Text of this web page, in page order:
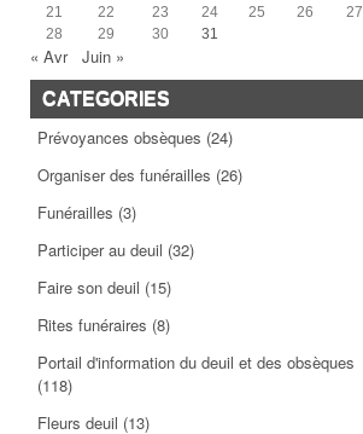
21
22 23 24 25 26
27
28
29 30 31
« Avr Juin »
CATEGORIES
Prévoyances obsèques (24)
Organiser des funérailles (26)
Funérailles (3)
Participer au deuil (32)
Faire son deuil (15)
Rites funéraires (8)
Portail d'information du deuil et des obsèques
(118)
Fleurs deuil (13)